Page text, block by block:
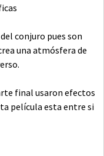
conjuro pues son
una atmósfera de
final usaron efectos
película esta entre si